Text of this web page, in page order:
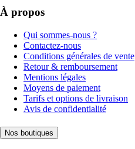
À propos
Qui sommes-nous ?
Contactez-nous
Conditions générales de vente
Retour & remboursement
Mentions légales
Moyens de paiement
Tarifs et options de livraison
Avis de confidentialité
Nos boutiques